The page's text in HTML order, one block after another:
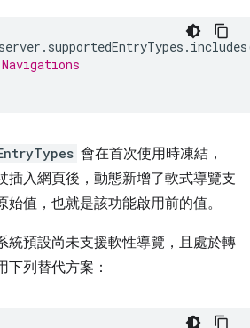
. supportedEntryTypes . includes
會在首次使用時凍結，
插入網頁後，動態新增了軟式導覽支
值，也就是該功能啟用前的值。
統預設尚未支援軟性導覽，且處於轉
下列替代方案：